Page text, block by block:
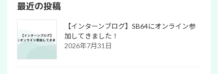
最近の投稿
【インターンブログ】SB64にオンライン参
加してきました！
2026年7月31日